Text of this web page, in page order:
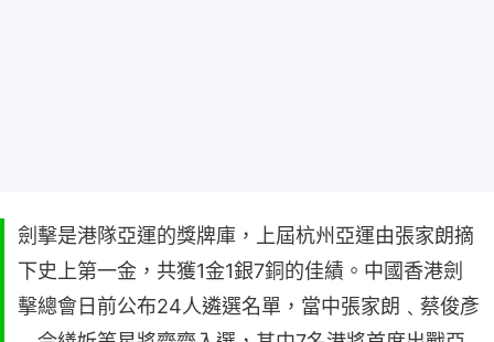
劍擊是港隊亞運的獎牌庫，上屆杭州亞運由張家朗摘
下史上第一金，共獲1金1銀7銅的佳績。中國香港劍
擊總會日前公布24人遴選名單，當中張家朗﹑蔡俊彥